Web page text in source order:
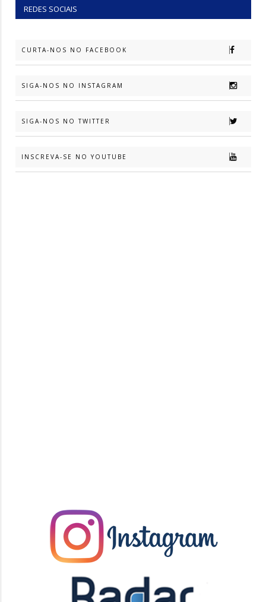
REDES SOCIAIS
CURTA-NOS NO FACEBOOK
SIGA-NOS NO INSTAGRAM
SIGA-NOS NO TWITTER
INSCREVA-SE NO YOUTUBE